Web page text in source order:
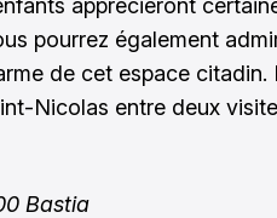
apprécieront
pourrez également
de cet espace citadin.
Nicolas entre deux
Bastia